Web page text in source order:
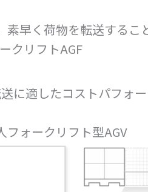
早く荷物を転送するこ
クリフトAGF
に適したコストパフォ
フォークリフト型AGV